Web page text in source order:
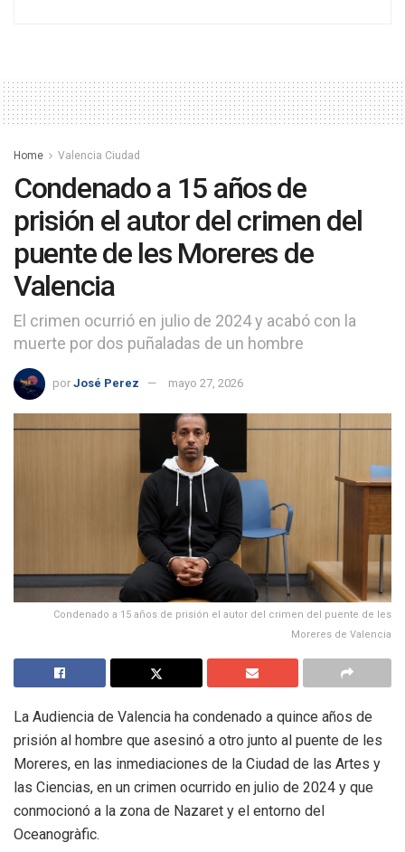
Home Valencia Ciudad
Condenado a 15 años de
prisión el autor del crimen del
puente de les Moreres de
Valencia
El crimen ocurrió en julio de 2024 y acabó con la
muerte por dos puñaladas de un hombre
por José Perez mayo 27, 2026
Condenado a 15 años de prisión el autor del crimen del puente de les
Moreres de Valencia
La Audiencia de Valencia ha condenado a quince años de
prisión al hombre que asesinó a otro junto al puente de les
Moreres, en las inmediaciones de la Ciudad de las Artes y
las Ciencias, en un crimen ocurrido en julio de 2024 y que
conmocionó a la zona de Nazaret y el entorno del
Oceanogràfic.